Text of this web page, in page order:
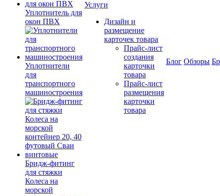
Уплотнитель для
окон ПВХ
Уплотнители
для
транспортного
машиностроения
Бридж-фитинг
для стяжки
Колеса на
морской
Услуги
Дизайн и
размещение
карточек товара
Прайс-лист
создания
карточки
товара
Прайс-лист
размещения
карточки
товара
Блог Обзоры